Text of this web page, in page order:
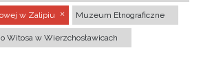
w Zalipiu Muzeum Etnograficzne
Witosa w Wierzchosławicach